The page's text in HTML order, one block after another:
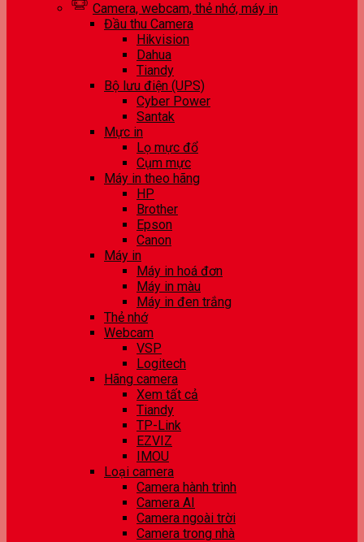
Camera, webcam, thẻ nhớ, máy in
Đầu thu Camera
Hikvision
Dahua
Tiandy
Bộ lưu điện (UPS)
Cyber Power
Santak
Mực in
Lọ mực đổ
Cụm mực
Máy in theo hãng
HP
Brother
Epson
Canon
Máy in
Máy in hoá đơn
Máy in màu
Máy in đen trắng
Thẻ nhớ
Webcam
VSP
Logitech
Hãng camera
Xem tất cả
Tiandy
TP-Link
EZVIZ
IMOU
Loại camera
Camera hành trình
Camera AI
Camera ngoài trời
Camera trong nhà